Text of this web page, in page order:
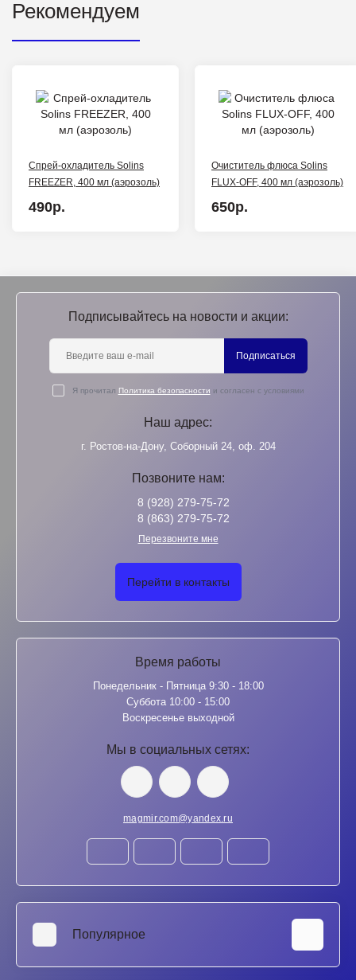
Рекомендуем
Спрей-охладитель Solins
FREEZER, 400 мл (аэрозоль)
490р.
Очиститель флюса Solins
FLUX-OFF, 400 мл (аэрозоль)
650р.
Подписывайтесь на новости и акции:
Подписаться
Я прочитал Политика безопасности и согласен с условиями
Наш адрес:
г. Ростов-на-Дону, Соборный 24, оф. 204
Позвоните нам:
8 (928) 279-75-72
8 (863) 279-75-72
Перезвоните мне
Перейти в контакты
Время работы
Понедельник - Пятница 9:30 - 18:00
Суббота 10:00 - 15:00
Воскресенье выходной
Мы в социальных сетях:
magmir.com@yandex.ru
Популярное